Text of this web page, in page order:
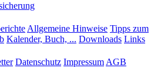
Allgemeine Hinweise Tipps zum
Kalender, Buch, ... Downloads Links
Datenschutz Impressum AGB